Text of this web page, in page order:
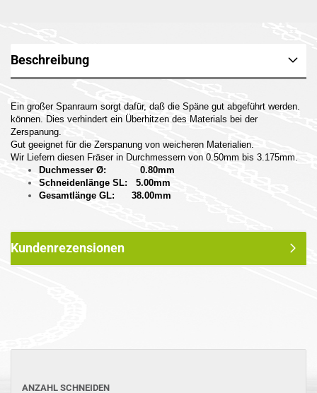
Beschreibung
Ein großer Spanraum sorgt dafür, daß die Späne gut abgeführt werden.
können. Dies verhindert ein Überhitzen des Materials bei der
Zerspanung.
Gut geeignet für die Zerspanung von weicheren Materialien.
Wir Liefern diesen Fräser in Durchmessern von 0.50mm bis 3.175mm.
Duchmesser Ø: 0.80mm
Schneidenlänge SL: 5.00mm
Gesamtlänge GL: 38.00mm
Kundenrezensionen
ANZAHL ANZAHL SCHNEIDEN